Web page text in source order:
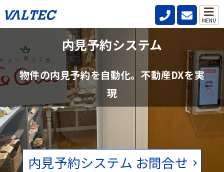
MENU
内見予約システム
物件の内見予約を自動化。不動産DXを実
現
内見予約システム お問合せ
不動産管理会社と仲介会社の内見確認の
手間を削減
賃貸物件の空状況をリアルタイムで確認。電話、FAXの手間をなくし